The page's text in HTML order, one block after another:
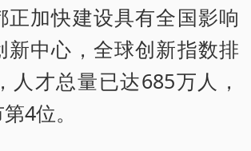
正加快建设具有全国影响
新中心，全球创新指数排
人才总量已达685万人，
4位。